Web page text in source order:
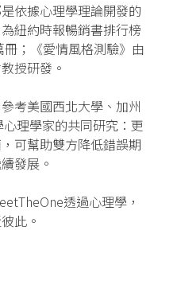
依據心理學理論開發的
紐約時報暢銷書排行榜
；《愛情風格測驗》由
授研發。
考美國西北大學、加州
理學家的共同研究：更
可幫助雙方降低錯誤期
發展。
透過心理學，
此。